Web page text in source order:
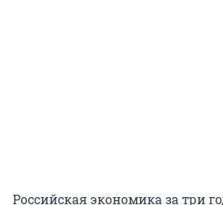
Российская экономика за три